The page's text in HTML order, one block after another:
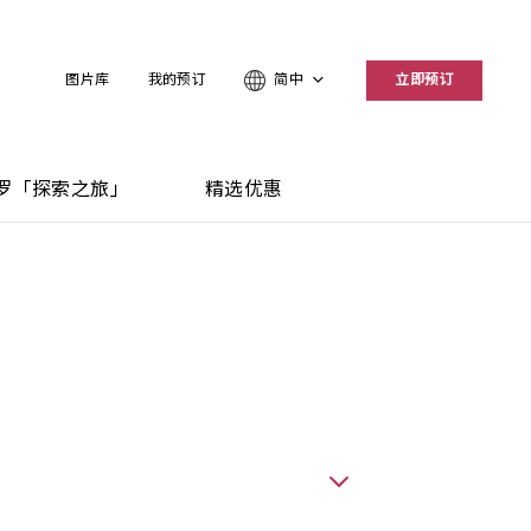
图片库 我的预订 简中 立即预订
「探索之旅」 精选优惠